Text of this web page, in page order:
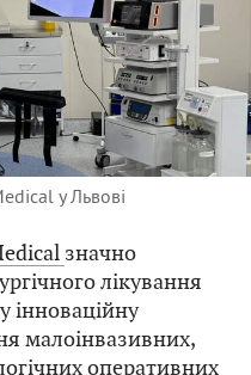
у Львові
значно
лікування
інноваційну
малоінвазивних,
оперативних